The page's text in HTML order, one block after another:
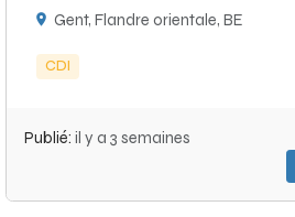
Gent, Flandre orientale, BE
CDI
Publié: il y a 3 semaines